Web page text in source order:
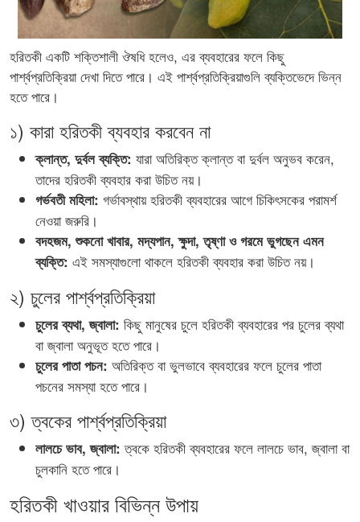
হরিতকী একটি শক্তিশালী ঔষধি হলেও, এর ব্যবহারের ফলে কিছু
পার্শ্বপ্রতিক্রিয়া দেখা দিতে পারে। এই পার্শ্বপ্রতিক্রিয়াগুলি ব্যক্তিভেদে ভিন্ন
হতে পারে।
১) কারা হরিতকী ব্যবহার করবেন না
ক্লান্ত, দুর্বল ব্যক্তি: যারা অতিরিক্ত ক্লান্ত বা দুর্বল অনুভব করেন,
তাদের হরিতকী ব্যবহার করা উচিত নয়।
গর্ভবতী মহিলা: গর্ভাবস্থায় হরিতকী ব্যবহারের আগে চিকিৎসকের পরামর্শ
নেওয়া জরুরি।
বদহজম, শুকনো খাবার, মদ্যপান, ক্ষুদা, তৃষ্ণা ও গরমে ভুগছেন এমন
ব্যক্তি: এই সমস্যাগুলো থাকলে হরিতকী ব্যবহার করা উচিত নয়।
২) চুলের পার্শ্বপ্রতিক্রিয়া
চুলের ব্যথা, জ্বালা: কিছু মানুষের চুলে হরিতকী ব্যবহারের পর চুলের ব্যথা
বা জ্বালা অনুভূত হতে পারে।
চুলের পাতা পচন: অতিরিক্ত বা ভুলভাবে ব্যবহারের ফলে চুলের পাতা
পচনের সমস্যা হতে পারে।
৩) ত্বকের পার্শ্বপ্রতিক্রিয়া
লালচে ভাব, জ্বালা: ত্বকে হরিতকী ব্যবহারের ফলে লালচে ভাব, জ্বালা বা
চুলকানি হতে পারে।
হরিতকী খাওয়ার বিভিন্ন উপায়